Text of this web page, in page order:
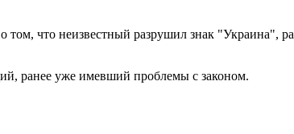
что неизвестный разрушил знак "Украина",
ранее уже имевший проблемы с законом.